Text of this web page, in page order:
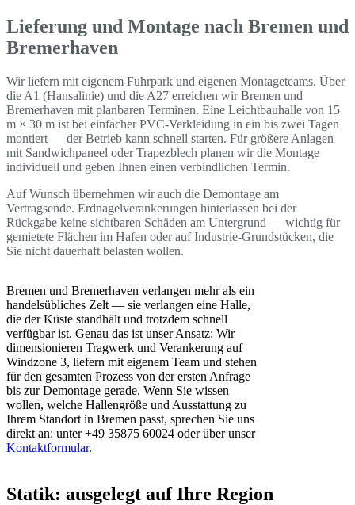
Lieferung und Montage nach Bremen und
Bremerhaven
Wir liefern mit eigenem Fuhrpark und eigenen Montageteams. Über
die A1 (Hansalinie) und die A27 erreichen wir Bremen und
Bremerhaven mit planbaren Terminen. Eine Leichtbauhalle von 15
m × 30 m ist bei einfacher PVC-Verkleidung in ein bis zwei Tagen
montiert — der Betrieb kann schnell starten. Für größere Anlagen
mit Sandwichpaneel oder Trapezblech planen wir die Montage
individuell und geben Ihnen einen verbindlichen Termin.
Auf Wunsch übernehmen wir auch die Demontage am
Vertragsende. Erdnagelverankerungen hinterlassen bei der
Rückgabe keine sichtbaren Schäden am Untergrund — wichtig für
gemietete Flächen im Hafen oder auf Industrie-Grundstücken, die
Sie nicht dauerhaft belasten wollen.
Bremen und Bremerhaven verlangen mehr als ein
handelsübliches Zelt — sie verlangen eine Halle,
die der Küste standhält und trotzdem schnell
verfügbar ist. Genau das ist unser Ansatz: Wir
dimensionieren Tragwerk und Verankerung auf
Windzone 3, liefern mit eigenem Team und stehen
für den gesamten Prozess von der ersten Anfrage
bis zur Demontage gerade. Wenn Sie wissen
wollen, welche Hallengröße und Ausstattung zu
Ihrem Standort in Bremen passt, sprechen Sie uns
direkt an: unter +49 35875 60024 oder über unser
Kontaktformular.
Statik: ausgelegt auf Ihre Region